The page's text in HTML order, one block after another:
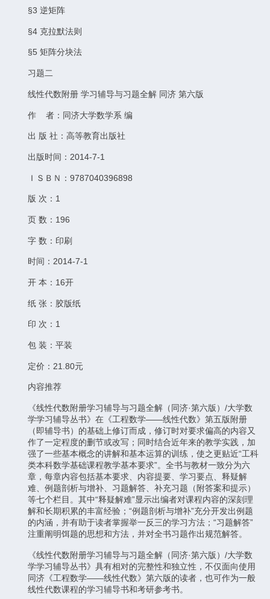
§3 逆矩阵
§4 克拉默法则
§5 矩阵分块法
习题二
线性代数附册 学习辅导与习题全解 同济 第六版
作 者：同济大学数学系 编
出 版 社：高等教育出版社
出版时间：2014-7-1
ＩＳＢＮ：9787040396898
版 次：1
页 数：196
字 数：印刷
时间：2014-7-1
开 本：16开
纸 张：胶版纸
印 次：1
包 装：平装
定价：21.80元
内容推荐
《线性代数附册学习辅导与习题全解（同济·第六版）/大学数
学学习辅导丛书》在《工程数学——线性代数》第五版附册
（即辅导书）的基础上修订而成，修订时对要求偏高的内容又
作了一定程度的删节或改写；同时结合近年来的教学实践，加
强了一些基本概念的讲解和基本运算的训练，使之更贴近“工科
类本科数学基础课程教学基本要求”。全书与教材一致分为六
章，每章内容包括基本要求、内容提要、学习要点、释疑解
难、例题剖析与增补、习题解答、补充习题（附答案和提示）
等七个栏目。其中“释疑解难”显示出编者对课程内容的深刻理
解和长期积累的丰富经验；“例题剖析与增补”充分开发出例题
的内涵，并有助于读者掌握举一反三的学习方法；“习题解答”
注重阐明饵题的思想和方法，并对全书习题作出规范解答。
《线性代数附册学习辅导与习题全解（同济·第六版）/大学数
学学习辅导丛书》具有相对的完整性和独立性，不仅面向使用
同济《工程数学——线性代数》第六版的读者，也可作为一般
线性代数课程的学习辅导书和考研参考书。